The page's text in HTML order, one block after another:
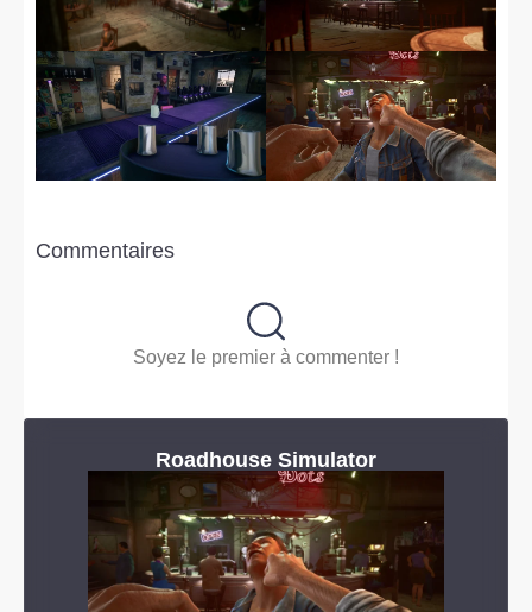
Commentaires
Soyez le premier à commenter !
Roadhouse Simulator